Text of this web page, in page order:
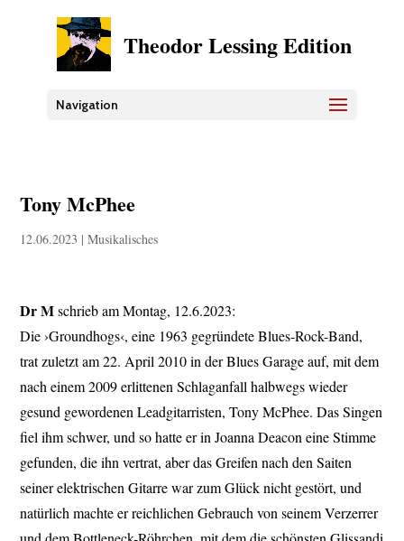
Theodor Lessing Edition
Navigation
Tony McPhee
12.06.2023 |Musikalisches
Dr Mschrieb am Montag, 12.6.2023:
Die ›Groundhogs‹, eine 1963 gegründete Blues-Rock-Band,
trat zuletzt am 22. April 2010 in der Blues Garage auf, mit dem
nach einem 2009 erlittenen Schlaganfall halbwegs wieder
gesund gewordenen Leadgitarristen, Tony McPhee. Das Singen
fiel ihm schwer, und so hatte er in Joanna Deacon eine Stimme
gefunden, die ihn vertrat, aber das Greifen nach den Saiten
seiner elektrischen Gitarre war zum Glück nicht gestört, und
natürlich machte er reichlichen Gebrauch von seinem Verzerrer